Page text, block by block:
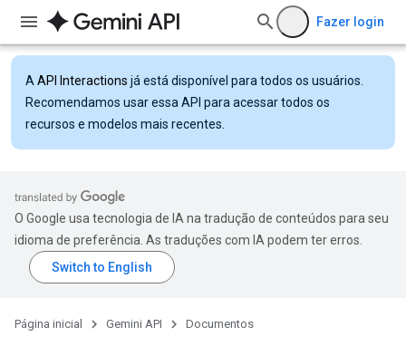
Fazer login
A API Interactions já está disponível para todos os usuários.
Recomendamos usar essa API para acessar todos os
recursos e modelos mais recentes.
O Google usa tecnologia de IA na tradução de conteúdos para seu
idioma de preferência. As traduções com IA podem ter erros.
Página inicial Gemini API Documentos